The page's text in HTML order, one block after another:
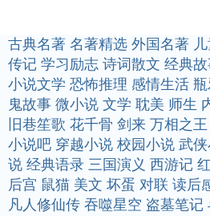
古典名著 名著精选 外国名著
传记 学习励志 诗词散文 经典
小说文学 恐怖推理 感情生活 瓶
鬼故事 微小说 文学 耽美 师生
旧巷笙歌 花千骨 剑来 万相之王
小说吧 穿越小说 校园小说 武
说 经典语录 三国演义 西游记
后宫 鼠猫 美文 坏蛋 对联 读后
凡人修仙传 吞噬星空 盗墓笔记